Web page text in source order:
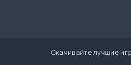
Скачивайте лучшие